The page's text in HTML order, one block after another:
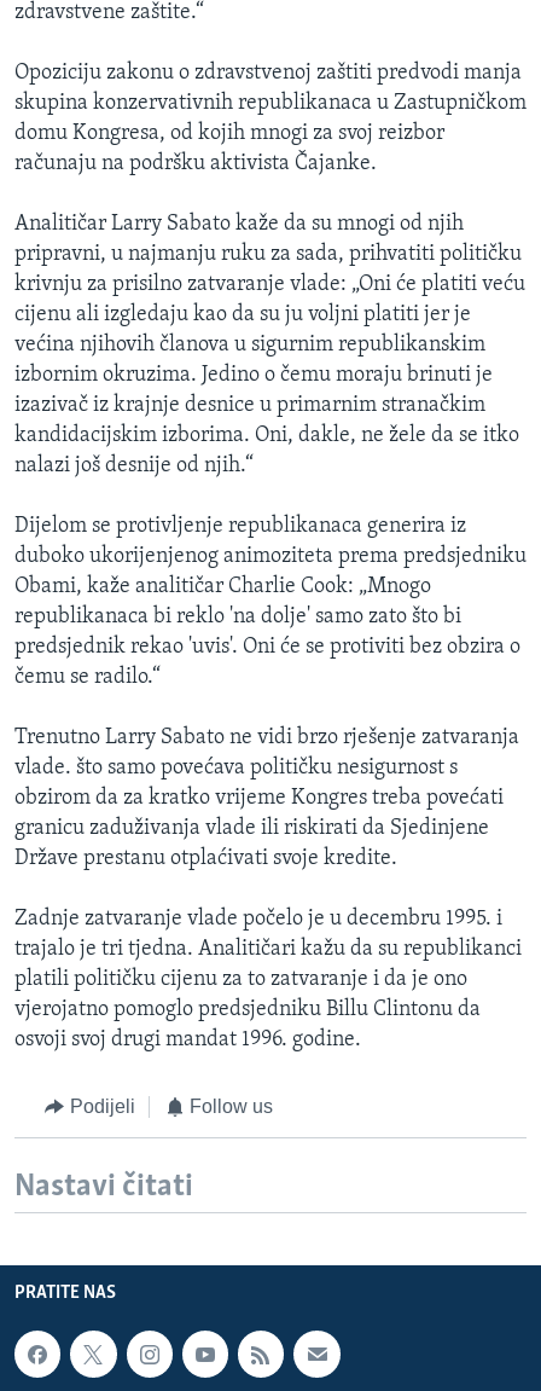
zdravstvene zaštite.“
Opoziciju zakonu o zdravstvenoj zaštiti predvodi manja
skupina konzervativnih republikanaca u Zastupničkom
domu Kongresa, od kojih mnogi za svoj reizbor
računaju na podršku aktivista Čajanke.
Analitičar Larry Sabato kaže da su mnogi od njih
pripravni, u najmanju ruku za sada, prihvatiti političku
krivnju za prisilno zatvaranje vlade: „Oni će platiti veću
cijenu ali izgledaju kao da su ju voljni platiti jer je
većina njihovih članova u sigurnim republikanskim
izbornim okruzima. Jedino o čemu moraju brinuti je
izazivač iz krajnje desnice u primarnim stranačkim
kandidacijskim izborima. Oni, dakle, ne žele da se itko
nalazi još desnije od njih.“
Dijelom se protivljenje republikanaca generira iz
duboko ukorijenjenog animoziteta prema predsjedniku
Obami, kaže analitičar Charlie Cook: „Mnogo
republikanaca bi reklo 'na dolje' samo zato što bi
predsjednik rekao 'uvis'. Oni će se protiviti bez obzira o
čemu se radilo.“
Trenutno Larry Sabato ne vidi brzo rješenje zatvaranja
vlade. što samo povećava političku nesigurnost s
obzirom da za kratko vrijeme Kongres treba povećati
granicu zaduživanja vlade ili riskirati da Sjedinjene
Države prestanu otplaćivati svoje kredite.
Zadnje zatvaranje vlade počelo je u decembru 1995. i
trajalo je tri tjedna. Analitičari kažu da su republikanci
platili političku cijenu za to zatvaranje i da je ono
vjerojatno pomoglo predsjedniku Billu Clintonu da
osvoji svoj drugi mandat 1996. godine.
Podijeli Follow us
Nastavi čitati
PRATITE NAS